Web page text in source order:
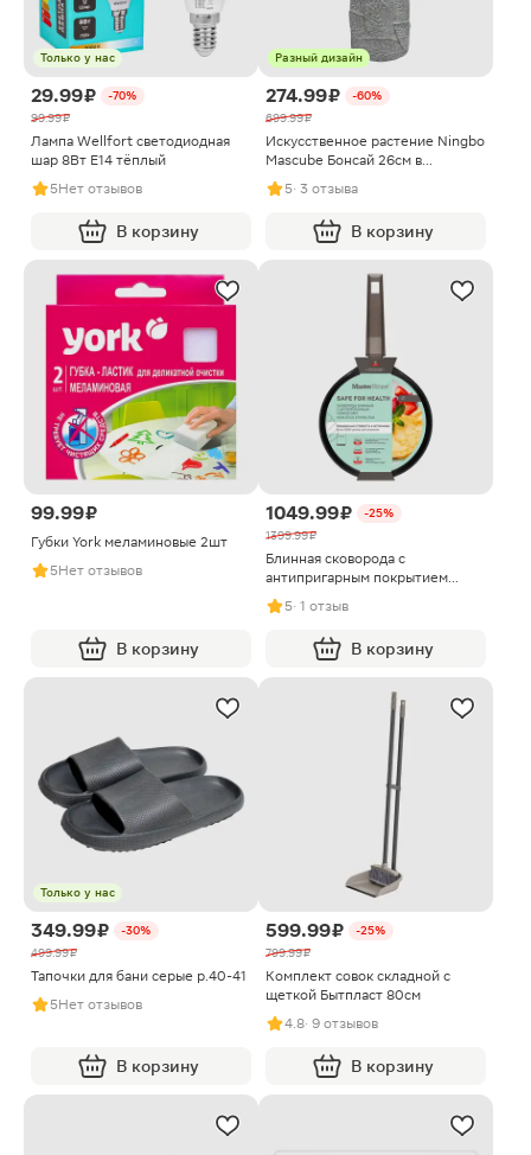
Только у нас
29.99 ₽
-70%
99.99 ₽
Лампа Wellfort светодиодная
шар 8Вт Е14 тёплый
5Нет отзывов
В корзину
Разный дизайн
274.99 ₽
-60%
699.99 ₽
Искусственное растение Ningbo
Mascube Бонсай 26см в
ассортименте
5· 3 отзыва
В корзину
99.99 ₽
Губки York меламиновые 2шт
5Нет отзывов
В корзину
1049.99 ₽
-25%
1399.99 ₽
Блинная сковорода с
антипригарным покрытием
Master House Шеф Дарио 22см
5· 1 отзыв
В корзину
Только у нас
349.99 ₽
-30%
499.99 ₽
Тапочки для бани серые р.40-41
5Нет отзывов
В корзину
599.99 ₽
-25%
799.99 ₽
Комплект совок складной с
щеткой Бытпласт 80см
4.8· 9 отзывов
В корзину